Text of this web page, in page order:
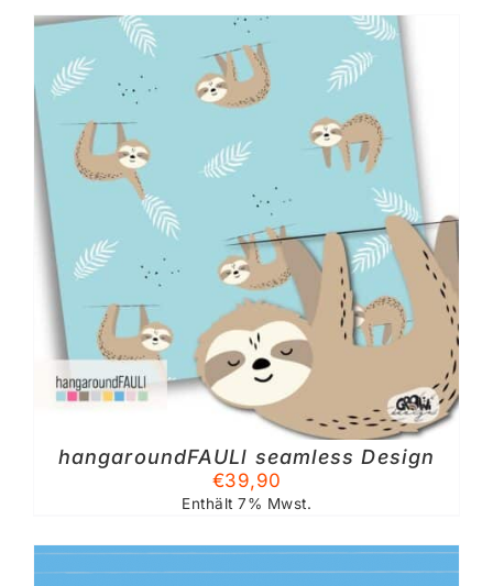
hangaroundFAULl seamless Design
€39,90
Enthält 7% Mwst.